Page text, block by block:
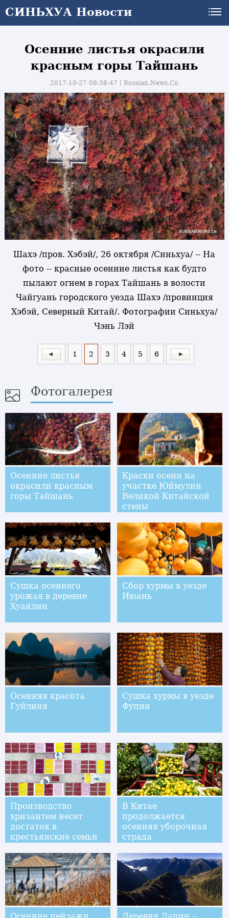
СИНЬХУА Новости
Осенние листья окрасили
красным горы Тайшань
2017-10-27 09:38:47丨Russian.News.Cn
Шахэ /пров. Хэбэй/, 26 октября /Синьхуа/ -- На
фото -- красные осенние листья как будто
пылают огнем в горах Тайшань в волости
Чайгуань городского уезда Шахэ /провинция
Хэбэй, Северный Китай/. Фотографии Синьхуа/
Чэнь Лэй
1 2 3 4 5 6
Фотогалерея
Осенние листья
окрасили красным
горы Тайшань
Краски осени на
участке Юймулин
Великой Китайской
стены
Сушка осеннего
урожая в деревне
Хуанлин
Сбор хурмы в уезде
Июань
Осенняя красота
Гуйлиня
Сушка хурмы в уезде
Фупин
Производство
хризантем несет
достаток в
крестьянские семьи
В Китае
продолжается
осенняя уборочная
страда